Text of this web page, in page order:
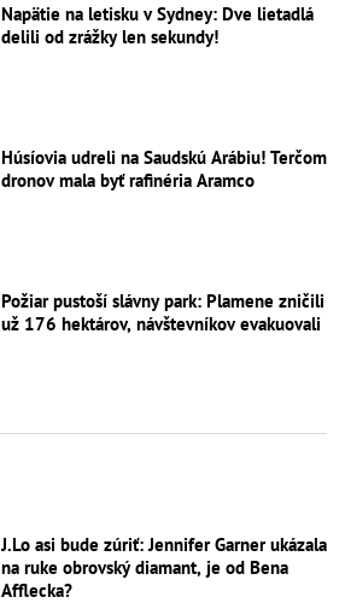
Napätie na letisku v Sydney: Dve lietadlá
delili od zrážky len sekundy!
Húsíovia udreli na Saudskú Arábiu! Terčom
dronov mala byť rafinéria Aramco
Požiar pustoší slávny park: Plamene zničili
už 176 hektárov, návštevníkov evakuovali
J.Lo asi bude zúriť: Jennifer Garner ukázala
na ruke obrovský diamant, je od Bena
Afflecka?